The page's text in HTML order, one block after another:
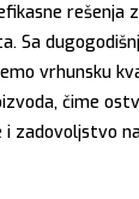
rešenja
Sa
vrhunsku
čime
zadovoljstvo